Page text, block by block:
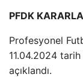
PFDK
Profesyonel
11.04.2024 tarih
açıklandı.